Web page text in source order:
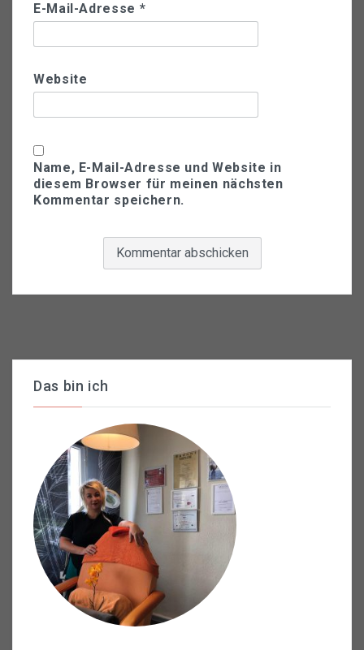
E-Mail-Adresse *
Website
Name, E-Mail-Adresse und Website in
diesem Browser für meinen nächsten
Kommentar speichern.
Das bin ich